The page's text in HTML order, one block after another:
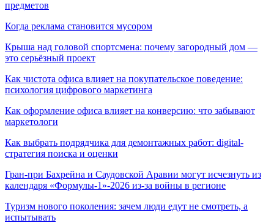
предметов
Когда реклама становится мусором
Крыша над головой спортсмена: почему загородный дом —
это серьёзный проект
Как чистота офиса влияет на покупательское поведение:
психология цифрового маркетинга
Как оформление офиса влияет на конверсию: что забывают
маркетологи
Как выбрать подрядчика для демонтажных работ: digital-
стратегия поиска и оценки
Гран-при Бахрейна и Саудовской Аравии могут исчезнуть из
календаря «Формулы-1»-2026 из-за войны в регионе
Туризм нового поколения: зачем люди едут не смотреть, а
испытывать